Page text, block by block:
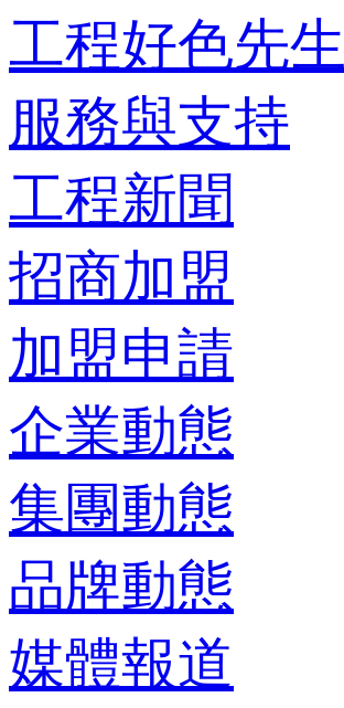
工程好色先
服務與支持
工程新聞
招商加盟
加盟申請
企業動態
集團動態
品牌動態
媒體報道